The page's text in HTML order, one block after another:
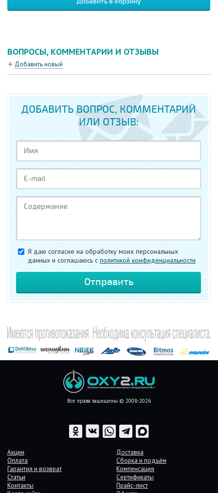
ВОПРОСЫ, КОММЕНТАРИИ И ОТЗЫВЫ
Добавить новый
ДОБАВИТЬ ВОПРОС, КОММЕНТАРИЙ
ИЛИ ОТЗЫВ:
Я даю согласие на обработку моих персональных
данных и соглашаюсь c политикой конфиденциальности
Все права защищены © 2008-2026
Акции
Доставка
Оплата
Сборка и подъём
Гарантия и возврат
Компенсация
Статьи
Сертификаты
Контакты
Прайс-лист